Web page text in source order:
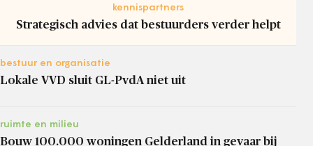
kennispartners
Strategisch advies dat bestuurders verder helpt
bestuur en organisatie
Lokale VVD sluit GL-PvdA niet uit
ruimte en milieu
Bouw 100.000 woningen Gelderland in gevaar bij